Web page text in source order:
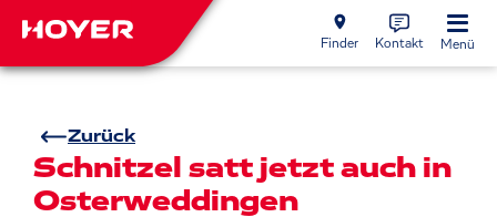
Finder Kontakt Menü
Zurück
Schnitzel satt jetzt auch in
Osterweddingen